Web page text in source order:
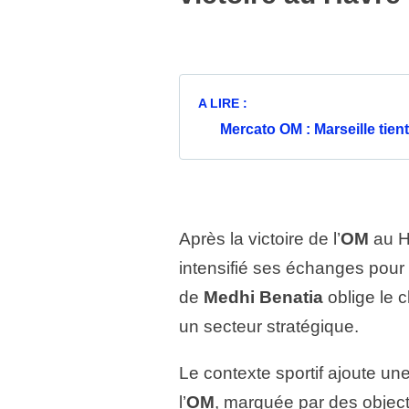
A LIRE :
Mercato OM : Marseille
Après la victoire de l’OM au
intensifié ses échanges pour
de Medhi Benatia oblige le
un secteur stratégique.
Le contexte sportif ajoute
l’OM, marquée par des